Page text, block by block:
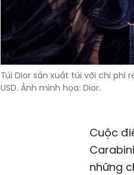
Túi Dior sản xuất túi với chi phí
USD. Ảnh minh họa: Dior.
Cuộc
những